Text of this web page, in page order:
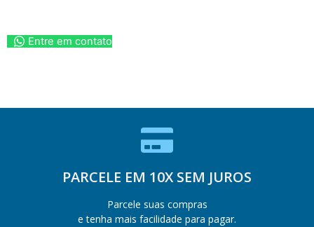
Entre em contato
PARCELE EM 10X SEM JUROS
Parcele suas compras
e tenha mais facilidade para pagar.